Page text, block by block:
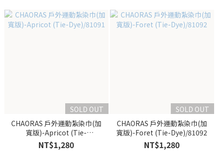
SOLD OUT
CHAORAS 戶外運動紮染巾(加
寬版)-Apricot (Tie-
Dye)/81091
NT$1,280
SOLD OUT
CHAORAS 戶外運動紮染巾(加
寬版)-Foret (Tie-Dye)/81092
NT$1,280